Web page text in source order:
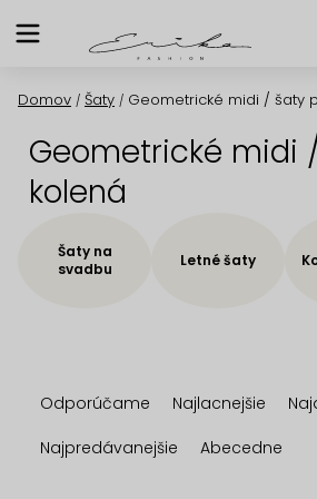
na
Domov / Šaty / Geometrické midi / šaty
Geometrické midi
kolená
Šaty na
svadbu
Letné šaty
a
d
Odporúčame Najlacnejšie
Najpredávanejšie
Abecedne